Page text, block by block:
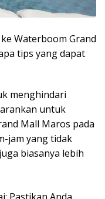
Waterboom Grand
tips yang dapat
menghindari
untuk
Mall Maros pada
jam yang tidak
biasanya lebih